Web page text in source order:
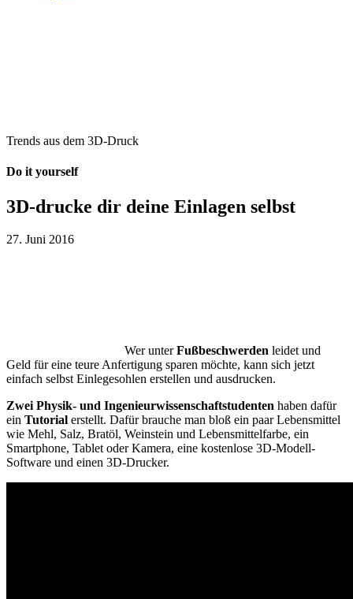
Trends aus dem 3D-Druck
Do it yourself
3D-drucke dir deine Einlagen selbst
27. Juni 2016
Wer unterFußbeschwerden leidet und
Geld für eine teure Anfertigung sparen möchte, kann sich jetzt
einfach selbst Einlegesohlen erstellen und ausdrucken.
Zwei Physik- und Ingenieurwissenschaftstudenten haben dafür
ein Tutorial erstellt. Dafür brauche man bloß ein paar Lebensmittel
wie Mehl, Salz, Bratöl, Weinstein und Lebensmittelfarbe, ein
Smartphone, Tablet oder Kamera, eine kostenlose 3D-Modell-
Software und einen 3D-Drucker.